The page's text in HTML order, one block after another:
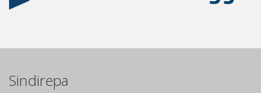
Sindirepa